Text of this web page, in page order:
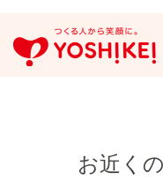
お近く